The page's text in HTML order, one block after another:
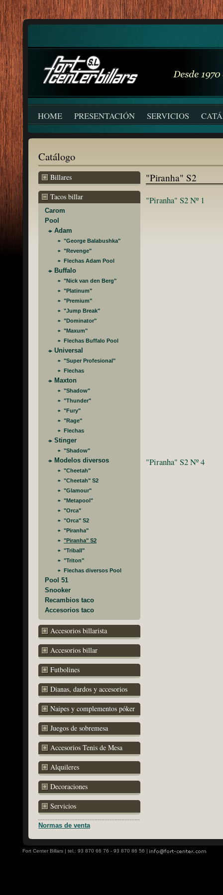
HOME PRESENTACIÓN SERVICIOS
Catálogo
Billares
Tacos billar
Carom
Pool
Adam
"George Balabushka"
"Revenge"
Flechas Adam Pool
Buffalo
"Nick van den Berg"
"Platinum"
"Premium"
"Jump Break"
"Dominator"
"Maxum"
Flechas Buffalo Pool
Universal
"Super Profesional"
Flechas
Maxton
"Shadow"
"Thunder"
"Fury"
"Rage"
Flechas
Stinger
"Shadow"
Modelos diversos
"Cheetah"
"Cheetah" S2
"Glamour"
"Metapool"
"Orca"
"Orca" S2
"Piranha"
"Piranha" S2
"Triball"
"Triton"
Flechas diversos Pool
Pool 51
Snooker
Recambios taco
Accesorios taco
Accesorios billarista
Accesorios billar
Futbolines
Dianas, dardos y accesorios
Naipes y complementos póker
Juegos de sobremesa
Accesorios Tenis de Mesa
Alquileres
Decoraciones
Servicios
Normas de venta
"Piranha" S2
"Piranha" S2 Nº 1
"Piranha" S2 Nº 4
Fort Center Billars | tel.: 93 870 66 76 - 93 870 86 56 |